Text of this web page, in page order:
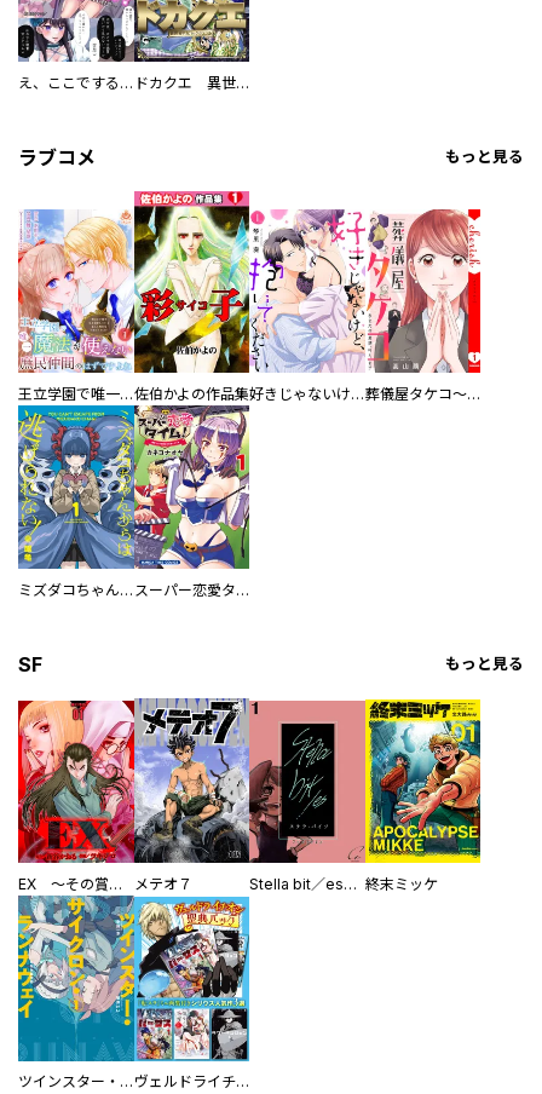
え、ここでするの？ アイドルのファンが知らない日常 ドカクエ 異世界ドカコッククエスト
ラブコメ もっと見る
王立学園で唯一魔法が使えない庶民仲間のはずですよね～実は王子様で私を溺愛しているなんて告白はやめてください～佐伯かよの作品集 好きじゃないけど、抱いてください【電子単行本版／特典おまけ付き】 葬儀屋タケコ～あなたの最期、叶えます【電子単行本版】
ミズダコちゃんからは逃げられない！ スーパー恋愛タイム！～現場でドＳな彼女は自宅でデレる～
SF もっと見る
EX ～その賞金稼ぎは、世界の出口を探す～【単行本版】 メテオ７ Stella bit／es【単話版】 終末ミッケ
ツインスター・サイクロン・ランナウェイ ヴェルドライチオシ聖典パック 『転スラ』ミニ画集付き シリウス人気作３選